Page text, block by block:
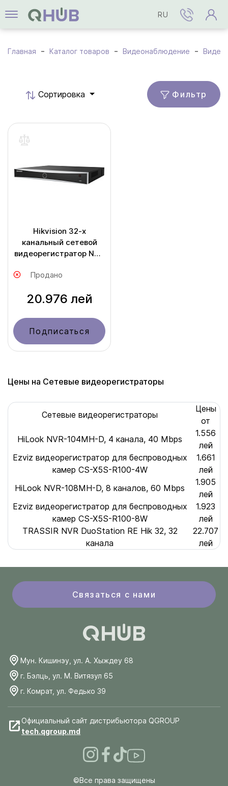
RU
Главная Каталог товаров Видеонаблюдение
Cортировка Фильтр
Hikvision 32-х
канальный сетевой
видеорегистратор NVR
Продано
20.976 лей
Подписаться
Цены на Сетевые видеорегистраторы
Сетевые видеорегистраторы
Цены
от
HiLook NVR-104MH-D, 4 канала, 40 Mbps
1.556
лей
Ezviz видеорегистратор для беспроводных
камер CS-X5S-R100-4W
1.661
лей
HiLook NVR-108MH-D, 8 каналов, 60 Mbps
1.905
лей
Ezviz видеорегистратор для беспроводных
камер CS-X5S-R100-8W
1.923
лей
TRASSIR NVR DuoStation RE Hik 32, 32
канала
22.707
лей
Связаться с нами
Мун. Кишинэу, ул. А. Хыждеу 68
г. Бэлць, ул. М. Витязул 65
г. Комрат, ул. Федько 39
Официальный сайт дистрибьютора QGROUP
tech.qgroup.md
©Все права защищены